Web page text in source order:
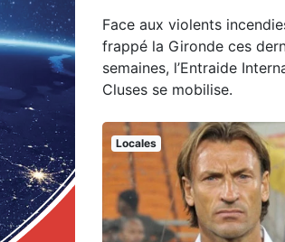
Face aux violents
frappé la Gironde ces
semaines, l’Entraide
Cluses se mobilise.
Locales